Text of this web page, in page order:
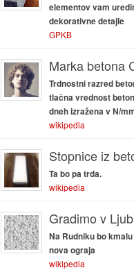
elementov vam
dekorativne detajle
GPKB
Marka betona
Trdnostni razred
tlačna vrednost
dneh izražena v N/
wikipedia
Stopnice iz
Ta bo pa trda.
wikipedia
Gradimo v
Na Rudniku bo
nova ograja
wikipedia